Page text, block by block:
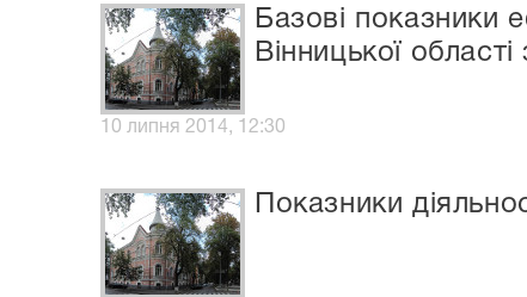
Базові показники
Вінницької
10 липня 2014, 12:30
Показники